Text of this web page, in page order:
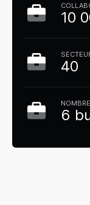
10
40
6